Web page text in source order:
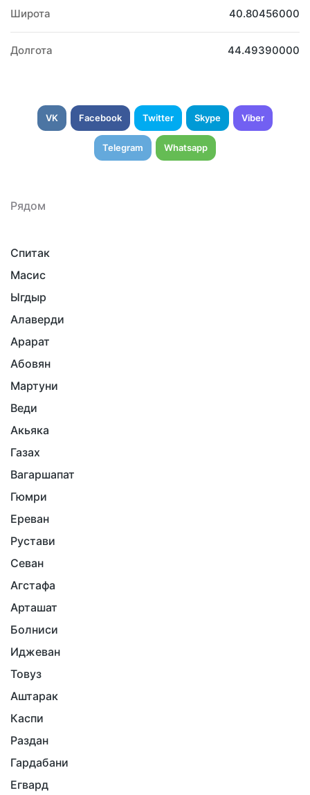
Широта 40.80456000
Долгота 44.49390000
VK Facebook Twitter Skype Viber
Telegram Whatsapp
Рядом
Спитак
Масис
Ыгдыр
Алаверди
Арарат
Абовян
Мартуни
Веди
Акьяка
Газах
Вагаршапат
Гюмри
Ереван
Рустави
Севан
Агстафа
Арташат
Болниси
Иджеван
Товуз
Аштарак
Каспи
Раздан
Гардабани
Егвард